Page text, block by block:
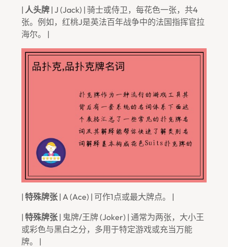
| 人头牌 | J (Jack) | 骑士或侍卫，每花色一张，共4
张。例如，红桃J是英法百年战争中的法国指挥官拉
海尔。 |
| 特殊牌张 | A (Ace) | 可作1点或最大牌点。 |
| 特殊牌张 | 鬼牌/王牌 (Joker) | 通常为两张，大小王
或彩色与黑白之分，多用于特定游戏或充当万能
牌。 |